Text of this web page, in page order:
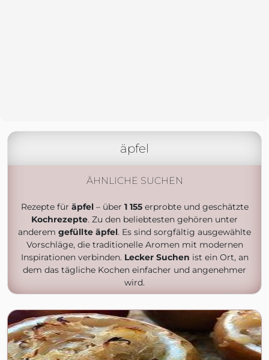
äpfel
ÄHNLICHE SUCHEN
Rezepte für äpfel– über 1 155erprobte und geschätzte
Kochrezepte. Zu den beliebtesten gehören unter
anderem gefüllte äpfel. Es sind sorgfältig ausgewählte
Vorschläge, die traditionelle Aromen mit modernen
Inspirationen verbinden. Lecker Suchen ist ein Ort, an
dem das tägliche Kochen einfacher und angenehmer
wird.